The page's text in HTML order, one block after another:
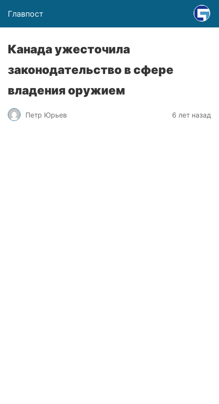
Главпост
Канада ужесточила
законодательство в сфере
владения оружием
Петр Юрьев 6 лет назад